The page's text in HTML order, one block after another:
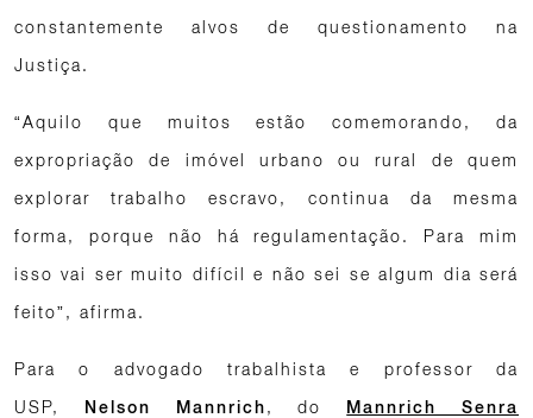
constantemente alvos de questionamento na
Justiça.
“Aquilo que muitos estão comemorando, da
expropriação de imóvel urbano ou rural de quem
explorar trabalho escravo, continua da mesma
forma, porque não há regulamentação. Para mim
isso vai ser muito difícil e não sei se algum dia será
feito”, afirma.
Para o advogado trabalhista e professor da
USP,
Nelson Mannrich, do
Mannrich Senra